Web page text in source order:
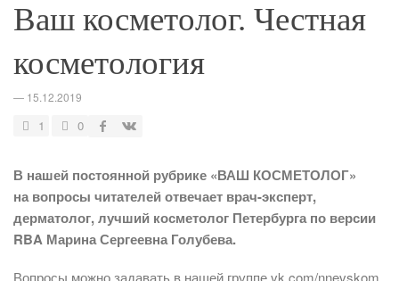
Ваш косметолог. Честная
косметология
— 15.12.2019
1 0
В нашей постоянной рубрике «ВАШ КОСМЕТОЛОГ»
на вопросы читателей отвечает врач-эксперт,
дерматолог, лучший косметолог Петербурга по версии
RBA Марина Сергеевна Голубева.
Вопросы можно задавать в нашей группе vk.com/nnevskom